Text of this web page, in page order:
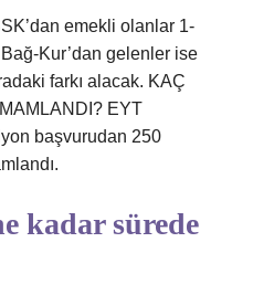
emekli olanlar 1-
Kur’dan gelenler ise
farkı alacak. KAÇ
EYT
başvurudan 250
kadar sürede